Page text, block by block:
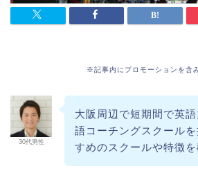
※記事内にプロモーションを含
30代男性
大阪周辺で短期間で英
語コーチングスクール
すめのスクールや特徴を